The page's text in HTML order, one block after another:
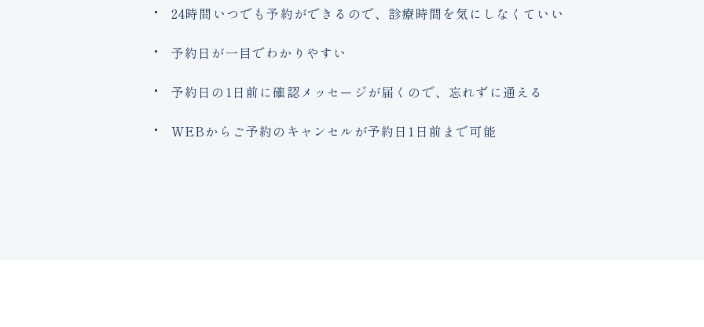
24時間いつでも予約ができるので、診療時間を気にしなくていい
予約日が一目でわかりやすい
予約日の1日前に確認メッセージが届くので、忘れずに通える
WEBからご予約のキャンセルが予約日1日前まで可能